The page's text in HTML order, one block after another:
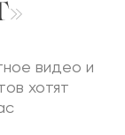
видео и
хотят